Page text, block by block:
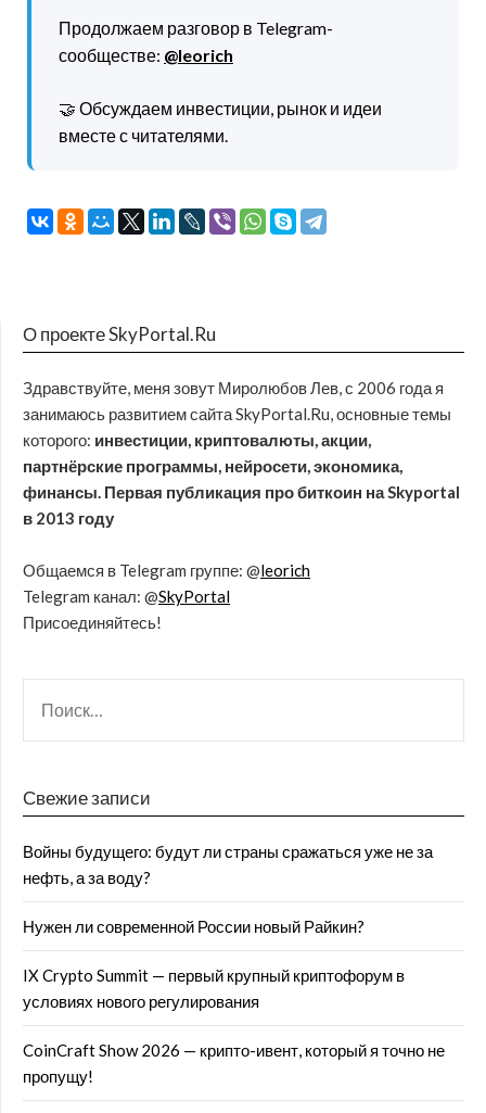
Продолжаем разговор в Telegram-
сообществе: @leorich
🤝 Обсуждаем инвестиции, рынок и идеи
вместе с читателями.
О проекте SkyPortal.Ru
Здравствуйте, меня зовут Миролюбов Лев, с 2006 года я
занимаюсь развитием сайта SkyPortal.Ru, основные темы
которого: инвестиции, криптовалюты, акции,
партнёрские программы, нейросети, экономика,
финансы. Первая публикация про биткоин на Skyportal
в 2013 году
Общаемся в Telegram группе: @leorich
Telegram канал: @SkyPortal
Присоединяйтесь!
Свежие записи
Войны будущего: будут ли страны сражаться уже не за
нефть, а за воду?
Нужен ли современной России новый Райкин?
IX Crypto Summit — первый крупный криптофорум в
условиях нового регулирования
CoinCraft Show 2026 — крипто-ивент, который я точно не
пропущу!